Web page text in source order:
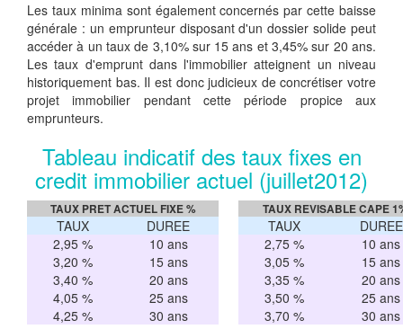
Les taux minima sont également concernés par cette baisse
générale : un emprunteur disposant d'un dossier solide peut
accéder à un taux de 3,10% sur 15 ans et 3,45% sur 20 ans.
Les taux d'emprunt dans l'immobilier atteignent un niveau
historiquement bas. Il est donc judicieux de concrétiser votre
projet immobilier pendant cette période propice aux
emprunteurs.
Tableau indicatif des taux fixes en
credit immobilier actuel (juillet2012)
TAUX PRET ACTUEL FIXE % TAUX REVISABLE CAPE
TAUX DUREE TAUX
DUREE
2,95 %
10 ans 2,75 %
10 ans
3,20 %
15 ans 3,05 %
15 ans
3,40 %
20 ans 3,35 %
20 ans
4,05 %
25 ans 3,50 %
25 ans
4,25 %
30 ans 3,70 % 30 ans